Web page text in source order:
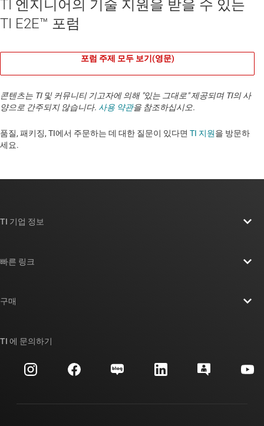
TI 엔지니어의 기술 지원을 받을 수 있는
TI E2E™ 포럼
포럼 주제 모두 보기(영문)
콘텐츠는 TI 및 커뮤니티 기고자에 의해 "있는 그대로" 제공되며 TI의 사
양으로 간주되지 않습니다. 사용 약관을 참조하십시오.
품질, 패키징, TI에서 주문하는 데 대한 질문이 있다면 TI 지원을 방문하
세요. ​​​​​​​​​​​​​​
TI 기업 정보
투자 관계
제조
빠른 링크
대체품 검색
고객 지원 센터
구매
주문 FAQ
TI 에 문의하기